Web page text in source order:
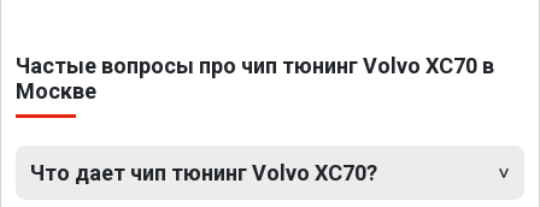
Частые вопросы про чип тюнинг Volvo XC70 в
Москве
Что дает чип тюнинг Volvo XC70?